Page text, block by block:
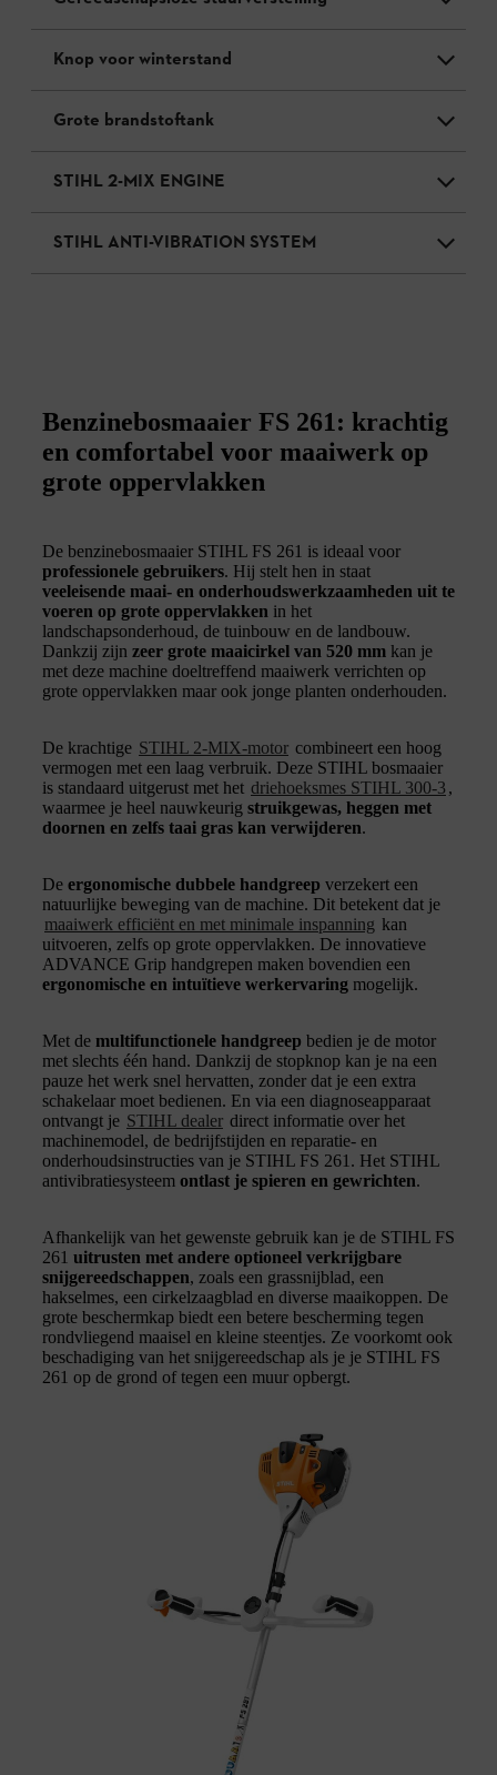
Knop voor winterstand
Grote brandstoftank
STIHL 2-MIX ENGINE
STIHL ANTI-VIBRATION SYSTEM
Benzinebosmaaier FS 261: krachtig
en comfortabel voor maaiwerk op
grote oppervlakken
De benzinebosmaaier STIHL FS 261 is ideaal voor
professionele gebruikers. Hij stelt hen in staat
veeleisende maai- en onderhoudswerkzaamheden uit te
voeren op grote oppervlakken in het
landschapsonderhoud, de tuinbouw en de landbouw.
Dankzij zijn zeer grote maaicirkel van 520 mm kan je
met deze machine doeltreffend maaiwerk verrichten op
grote oppervlakken maar ook jonge planten onderhouden.
De krachtige STIHL 2-MIX-motor combineert een hoog
vermogen met een laag verbruik. Deze STIHL bosmaaier
is standaard uitgerust met het driehoeksmes STIHL 300-3 ,
waarmee je heel nauwkeurig struikgewas, heggen met
doornen en zelfs taai gras kan verwijderen.
De ergonomische dubbele handgreep verzekert een
natuurlijke beweging van de machine. Dit betekent dat je
maaiwerk efficiënt en met minimale inspanning kan
uitvoeren, zelfs op grote oppervlakken. De innovatieve
ADVANCE Grip handgrepen maken bovendien een
ergonomische en intuïtieve werkervaring mogelijk.
Met de multifunctionele handgreep bedien je de motor
met slechts één hand. Dankzij de stopknop kan je na een
pauze het werk snel hervatten, zonder dat je een extra
schakelaar moet bedienen. En via een diagnoseapparaat
ontvangt je STIHL dealer direct informatie over het
machinemodel, de bedrijfstijden en reparatie- en
onderhoudsinstructies van je STIHL FS 261. Het STIHL
antivibratiesysteem ontlast je spieren en gewrichten.
Afhankelijk van het gewenste gebruik kan je de STIHL FS
261 uitrusten met andere optioneel verkrijgbare
snijgereedschappen, zoals een grassnijblad, een
hakselmes, een cirkelzaagblad en diverse maaikoppen. De
grote beschermkap biedt een betere bescherming tegen
rondvliegend maaisel en kleine steentjes. Ze voorkomt ook
beschadiging van het snijgereedschap als je je STIHL FS
261 op de grond of tegen een muur opbergt.